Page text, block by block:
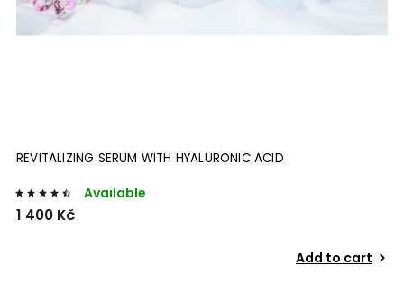
REVITALIZING SERUM WITH HYALURONIC ACID
Available
1 400 Kč
Add to cart